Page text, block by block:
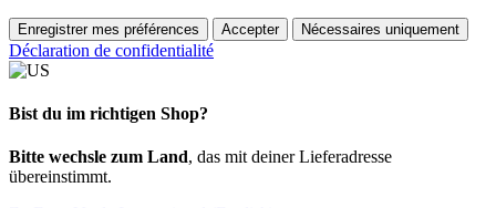
Enregistrer mes préférences Accepter Nécessaires uniquement
Déclaration de confidentialité
Bist du im richtigen Shop?
Bitte wechsle zum Land, das mit deiner Lieferadresse
übereinstimmt.